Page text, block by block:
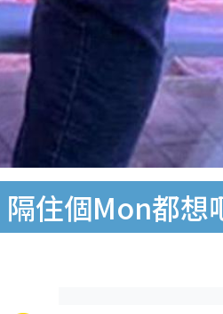
住個Mon都想